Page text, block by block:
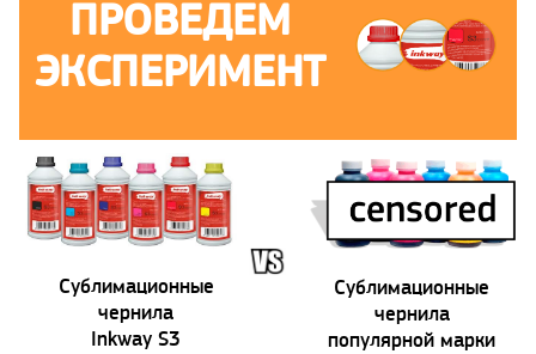
ПРОВЕДЕМ
ЭКСПЕРИМЕНТ
Сублимационные
чернила
Inkway S3
Сублимационные
чернила
популярной марки